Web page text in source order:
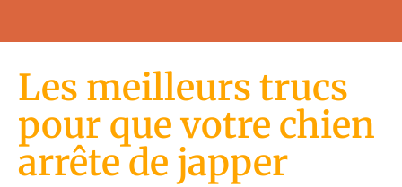
Les meilleurs trucs
pour que votre chien
arrête de japper